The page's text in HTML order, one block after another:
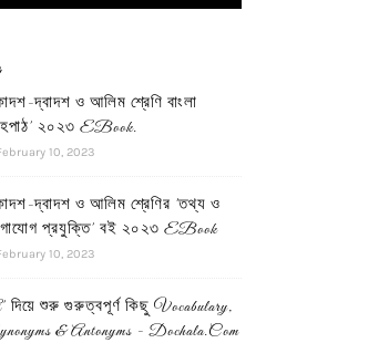
দ্বাদশ ও আলিম শ্রেণি বাংলা
২০২৩ EBook.
10, 2023
দ্বাদশ ও আলিম শ্রেণির 'তথ্য ও
প্রযুক্তি' বই ২০২৩ EBook
10, 2023
দিয়ে শুরু গুরুত্বপূর্ণ কিছু Vocabulary,
& Antonyms - Dochala.com